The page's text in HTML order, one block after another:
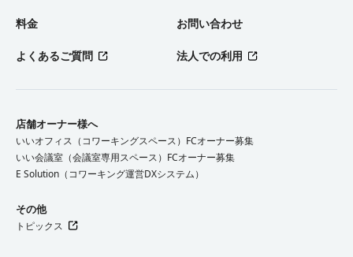
料金 お問い合わせ
よくあるご質問 法人での利用
店舗オーナー様へ
いいオフィス（コワーキングスペース）FCオーナー募集
いい会議室（会議室専用スペース）FCオーナー募集
E Solution（コワーキング運営DXシステム）
その他
トピックス